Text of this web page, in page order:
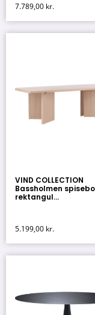
7.789,00 kr.
VIND COLLECTION
Bassholmen
rektangul...
5.199,00 kr.